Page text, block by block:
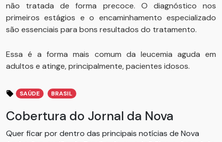
não tratada de forma precoce. O diagnóstico nos
primeiros estágios e o encaminhamento especializado
são essenciais para bons resultados do tratamento.
Essa é a forma mais comum da leucemia aguda em
adultos e atinge, principalmente, pacientes idosos.
SAÚDE BRASIL
Cobertura do Jornal da Nova
Quer ficar por dentro das principais notícias de Nova